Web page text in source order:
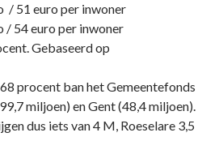
/ 51 euro per inwoner
/ 54 euro per inwoner
Gebaseerd op
procent ban het Gemeentefonds
miljoen) en Gent (48,4 miljoen).
dus iets van 4 M, Roeselare 3,5